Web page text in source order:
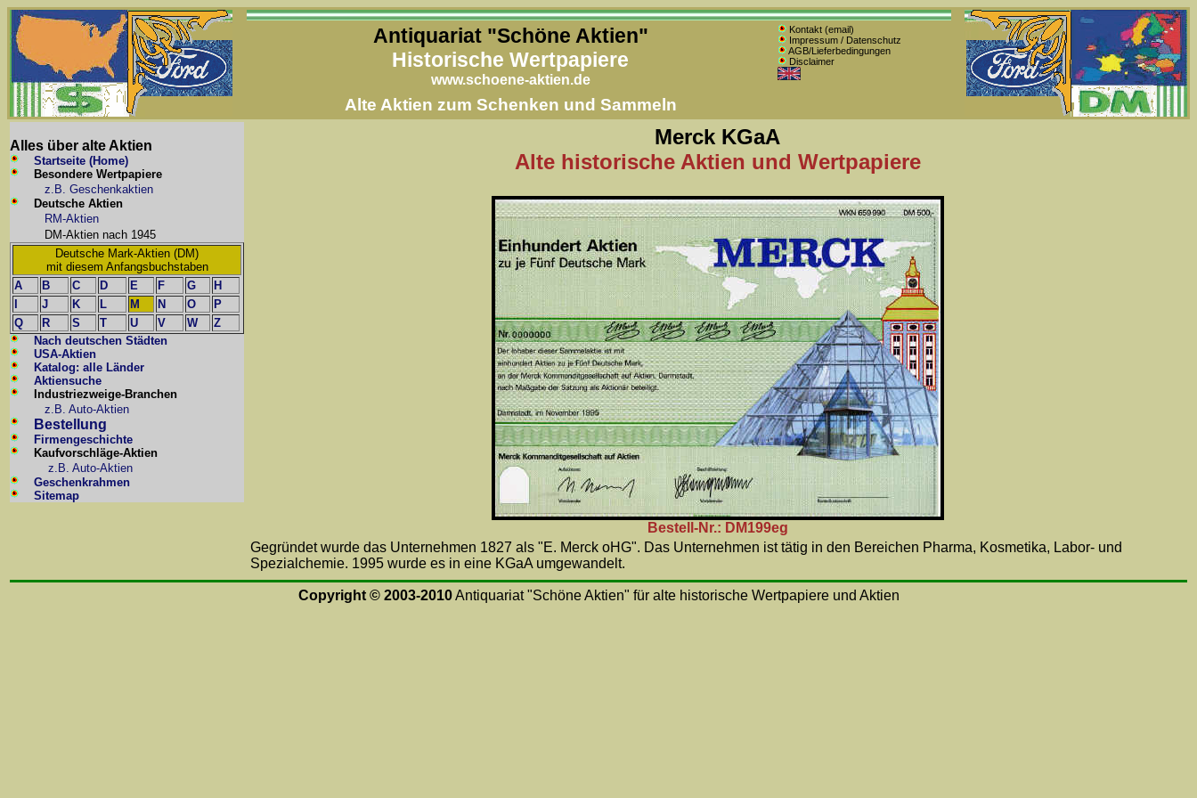
Antiquariat "Schöne Aktien"
Historische Wertpapiere
www.schoene-aktien.de
Kontakt (email)
Impressum / Datenschutz
AGB/Lieferbedingungen
Disclaimer
Alte Aktien zum Schenken und Sammeln
Alles über alte Aktien
Startseite (Home)
Besondere Wertpapiere
z.B. Geschenkaktien
Deutsche Aktien
RM-Aktien
DM-Aktien nach 1945
Deutsche Mark-Aktien (DM)
mit diesem Anfangsbuchstaben
A
B C D E F G
H
J K L M N O
P
Q
R S T U V W
Z
Nach deutschen Städten
USA-Aktien
Katalog: alle Länder
Aktiensuche
Industriezweige-Branchen
z.B. Auto-Aktien
Bestellung
Firmengeschichte
Kaufvorschläge-Aktien
z.B. Auto-Aktien
Geschenkrahmen
Sitemap
Merck KGaA
Alte historische Aktien und Wertpapiere
Bestell-Nr.: DM199eg
Gegründet wurde das Unternehmen 1827 als "E. Merck oHG". Das Unternehmen ist tätig in den Bereichen Pharma, Kosmetika, Labor- und
Spezialchemie. 1995 wurde es in eine KGaA umgewandelt.
Copyright © 2003-2010Antiquariat "Schöne Aktien" für alte historische Wertpapiere und Aktien